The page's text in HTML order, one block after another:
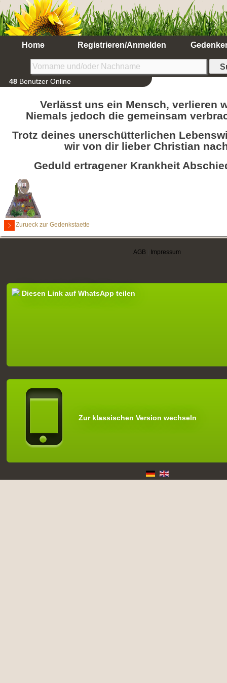
Home Registrieren/Anmelden
48 Benutzer Online
Verlässt uns ein Mensch, verlieren
Niemals jedoch die gemeinsam
Trotz deines unerschütterlichen
wir von dir lieber Christian
Geduld ertragener Krankheit
Zurueck zur Gedenkstaette
AGB Impressum
Diesen Link auf WhatsApp teilen
Zur klassischen Version wechseln